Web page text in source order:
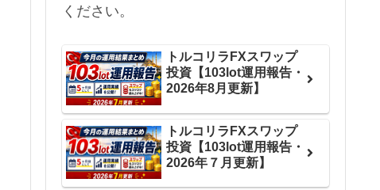
ください。
トルコリラFXスワップ
投資【103lot運用報告・
2026年8月更新】
トルコリラFXスワップ
投資【103lot運用報告・
2026年７月更新】